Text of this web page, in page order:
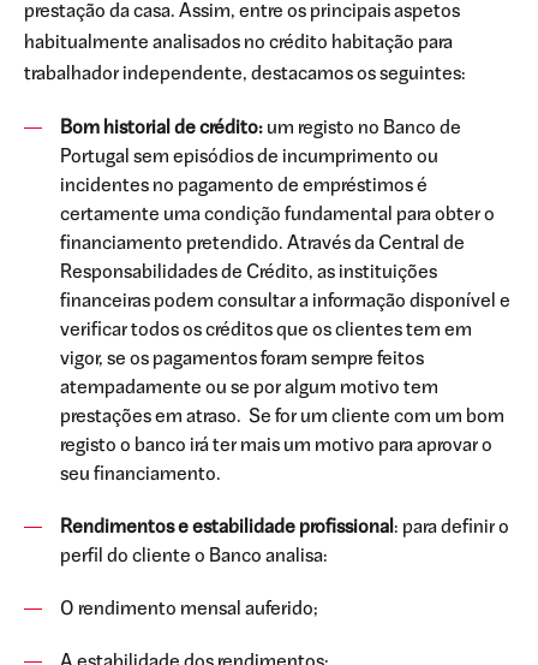
prestação da casa. Assim, entre os principais aspetos
habitualmente analisados no crédito habitação para
trabalhador independente, destacamos os seguintes:
Bom historial de crédito: um registo no Banco de
Portugal sem episódios de incumprimento ou
incidentes no pagamento de empréstimos é
certamente uma condição fundamental para obter o
financiamento pretendido. Através da Central de
Responsabilidades de Crédito, as instituições
financeiras podem consultar a informação disponível e
verificar todos os créditos que os clientes tem em
vigor, se os pagamentos foram sempre feitos
atempadamente ou se por algum motivo tem
prestações em atraso. Se for um cliente com um bom
registo o banco irá ter mais um motivo para aprovar o
seu financiamento.
Rendimentos e estabilidade profissional : para definir o
perfil do cliente o Banco analisa:
O rendimento mensal auferido;